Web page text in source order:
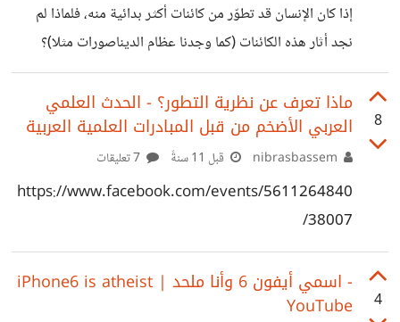
وكذلك مناقشة جميع الإستفسارات. -أبرز الصفحات و المبادرات
المشاركة: الباحثون السوريون، السعودي العلمي، درب المعرفة
الأردني، الباحثون المصريون، أنا أصدق العلم، النادي الليبي
إذا كان الإنسان قد تطوّر من كائنات أكثر بدائية منه، فلماذا لم
نجد أثار هذه الكائنات (كما وجدنا عظام الديناصورات مثلا)؟
ورجاءا إذا كنت غير مطّلع فلا تدلي برأيك فيما لا تعرف، مثل أن
تأتي بآية قرآنية وأنت أصلا لا تعرف معناها أو أن تقول بتحريم
هذه النظرية دون أن تقرأ حتى كتابا عنها، فقد لاحظت أن
المجتمع امتلأ بمثل هذه الردود.
8
‫ماذا تعرف عن نظرية التطور؟ - الحدث العلمي
العربي الأضخم من قبل المبادرات العلمية العربية
قبل 11 سنةً
https://www.facebook.com/events/5611264840
38007/
4
‫اسمي أيفون 6 وأنا ملحد | iPhone6 is atheist‬‎ -
YouTube